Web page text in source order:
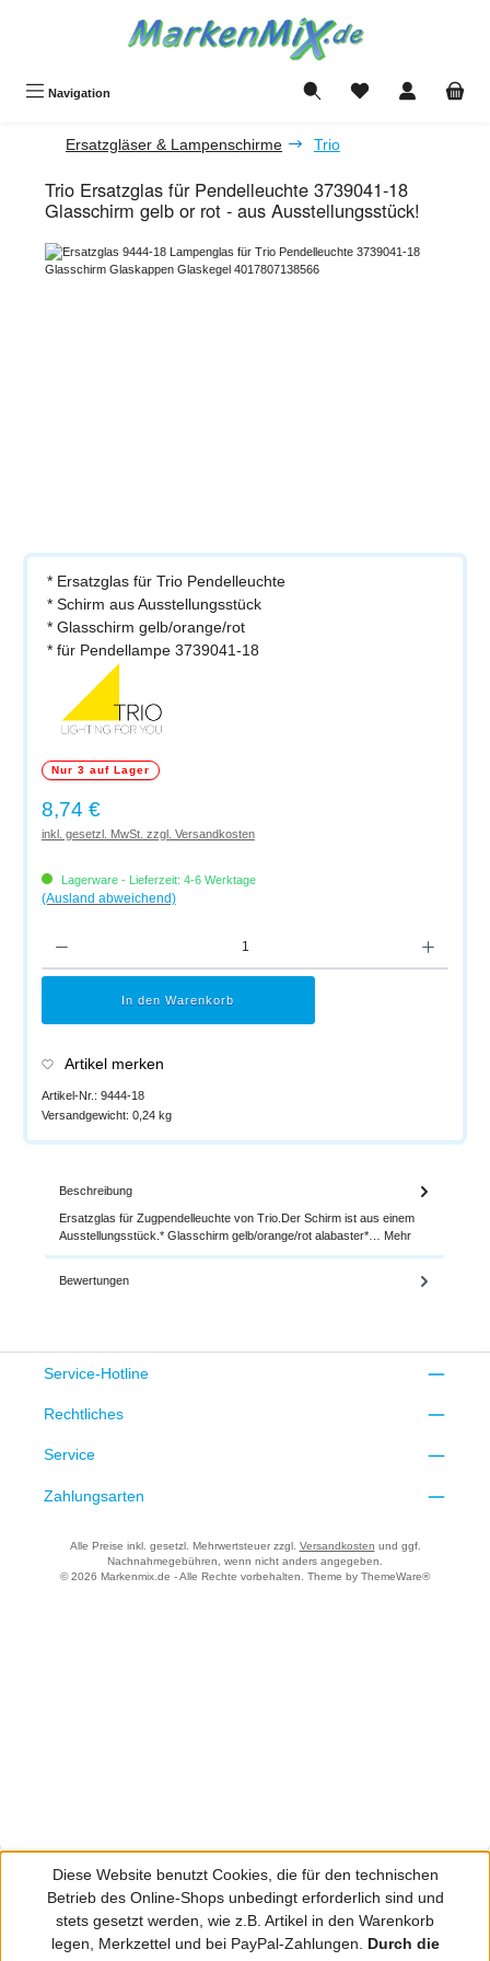
Navigation Du hast 0 Produkte
Ersatzgläser & Lampenschirme Trio
Trio Ersatzglas für Pendelleuchte 3739041-18
Glasschirm gelb or rot - aus Ausstellungsstück!
Bildergalerie überspringen
* Ersatzglas für Trio Pendelleuchte
* Schirm aus Ausstellungsstück
* Glasschirm gelb/orange/rot
* für Pendellampe 3739041-18
Nur 3 auf Lager
Regulärer Preis:
8,74 €
inkl. gesetzl. MwSt. zzgl. Versandkosten
Lagerware - Lieferzeit: 4-6 Werktage
(Ausland abweichend)
In den Warenkorb
Artikel merken
Artikel-Nr.: 9444-18
Versandgewicht: 0,24 kg
Beschreibung
Ersatzglas für Zugpendelleuchte von Trio.Der Schirm ist aus einem
Ausstellungsstück.* Glasschirm gelb/orange/rot alabaster*… Mehr
Bewertungen
Service-Hotline
Rechtliches
Service
Zahlungsarten
Alle Preise inkl. gesetzl. Mehrwertsteuer zzgl. Versandkosten und ggf.
Nachnahmegebühren, wenn nicht anders angegeben.
© 2026 Markenmix.de - Alle Rechte vorbehalten. Theme by ThemeWare®
Diese Website benutzt Cookies, die für den technischen
Betrieb des Online-Shops unbedingt erforderlich sind und
stets gesetzt werden, wie z.B. Artikel in den Warenkorb
legen, Merkzettel und bei PayPal-Zahlungen. Durch die